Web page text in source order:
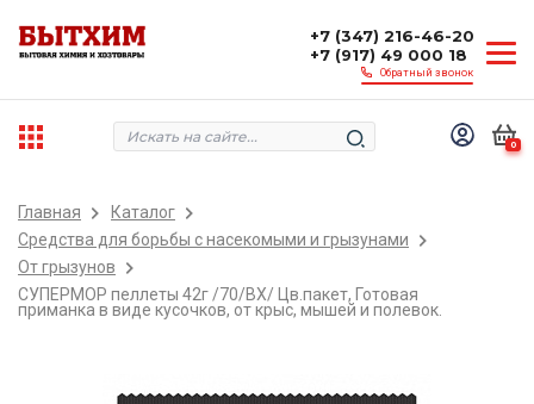
+7 (347) 216-46-20
+7 (917) 49 000 18
Обратный звонок
0
Главная
Каталог
Средства для борьбы с насекомыми и грызунами
От грызунов
СУПЕРМОР пеллеты 42г /70/ВХ/ Цв.пакет, Готовая
приманка в виде кусочков, от крыс, мышей и полевок.